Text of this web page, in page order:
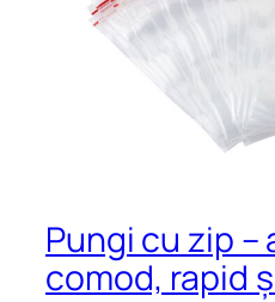
Pungi cu zip –
comod, rapid